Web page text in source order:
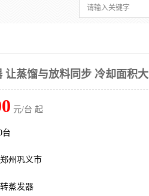
让蒸馏与放料同步 冷却面积大
元/台 起
台
州巩义市
蒸发器